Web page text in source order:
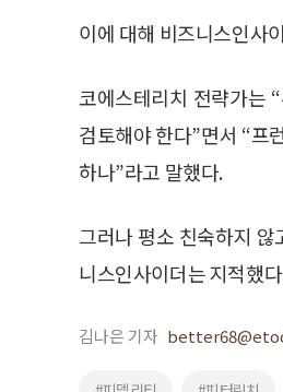
이에 대해 비즈니스인사
코에스테리치 전략가는
검토해야 한다”면서 “프
하나”라고 말했다.
그러나 평소 친숙하지
니스인사이더는 지적했
김나은 기자